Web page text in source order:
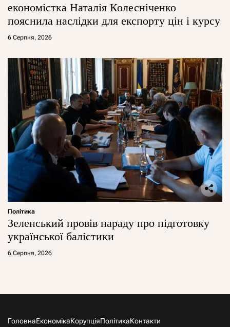
економістка Наталія Колесніченко
пояснила наслідки для експорту цін і курсу
6 Серпня, 2026
Політика
Зеленський провів нараду про підготовку
української балістики
6 Серпня, 2026
ГоловнаЕкономікаКорупціяПолітикаКонтакти